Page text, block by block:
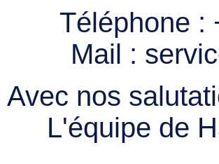
Téléphone :
Mail :
Avec nos
L'équipe de